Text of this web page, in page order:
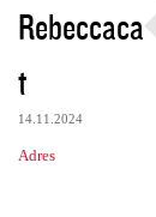
Rebeccaca
t
14.11.2024
Adres